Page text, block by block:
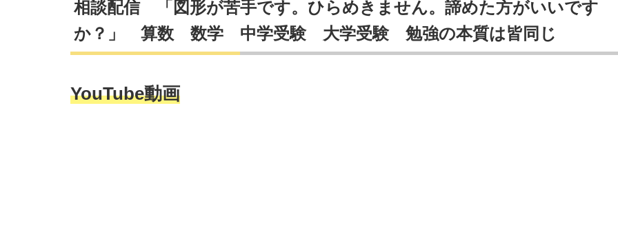
相談配信 「図形が苦手です。ひらめきません。諦めた方がいいです
か？」 算数 数学 中学受験 大学受験 勉強の本質は皆同じ
YouTube動画